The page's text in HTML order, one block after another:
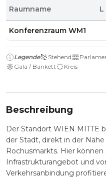
Raumname L
Konferenzraum WM1
Legende Stehend
Gala / Bankett
Kreis
Beschreibung
Der Standort WIEN MITTE
der Stadt, direkt in der
Rochusmarkts. Hier
Infrastrukturangebot und
Verkehrsanbindung